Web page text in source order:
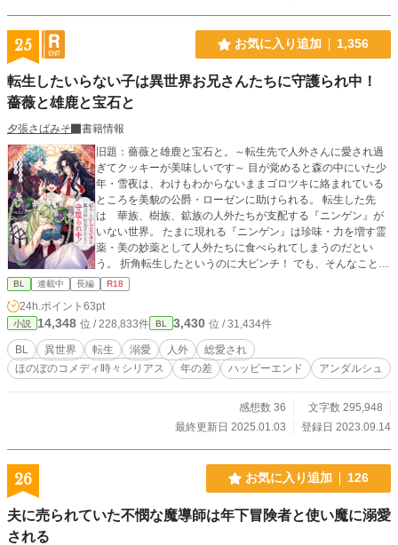
25 お気に入り追加 1,356
転生したいらない子は異世界お兄さんたちに守護られ中！
薔薇と雄鹿と宝石と
夕張さばみそ
書籍情報
旧題：薔薇と雄鹿と宝石と。～転生先で人外さんに愛され過
ぎてクッキーが美味しいです～ 目が覚めると森の中にいた少
年・雪夜は、わけもわからないままゴロツキに絡まれている
ところを美貌の公爵・ローゼンに助けられる。 転生した先
は 華族、樹族、鉱族の人外たちが支配する『ニンゲン』が
いない世界。 たまに現れる『ニンゲン』は珍味・力を増す霊
薬・美の妙薬として人外たちに食べられてしまうのだとい
う。 折角転生したというのに大ピンチ！ でも、そんなことは
つゆしらず、自分を助けてくれた華族のローゼンに懐く雪
夜。 初めは冷たい態度をとっていたローゼンだが、そんな雪
夜に心を開くようになり――。 優しい世界は最高なのでクッ
キーを食べます！ 溺愛される雪夜の前には樹族、鉱族の青
年たちも現れて…… ……という、ニンゲンの子供が人外おに
いさん達と出逢い、大人編でLOVEになりますが、幼少期はお
兄さん達に育てられる健全ホノボノ異世界ライフな感じで
過去があったり、モブが八つ裂きにされたりする描写があり
ますが、基本的にハピエン前提の異世界ハッピー溺愛ハーレ
ざいます！(涙) アルファポリス様からタイトルが 『転生した
いらない子は異世界お兄さんたちに守護られ中！（副題・薔
一為先生です(涙)ありがたや……(涙) なお出版契約に基づき、
BL 連載中 長編 R18
24h.ポイント 63pt
小説 14,348 位 / 228,833件 BL 3,430 位 / 31,434件
BL 異世界 転生 溺愛 人外
総愛され
ほのぼのコメディ時々シリアス
年の差 ハッピーエンド アンダルシュ
感想数 36
文字数 295,948
最終更新日 2025.01.03
登録日 2023.09.14
26 お気に入り追加 126
夫に売られていた不憫な魔導師は年下冒険者と使い魔に溺愛
される